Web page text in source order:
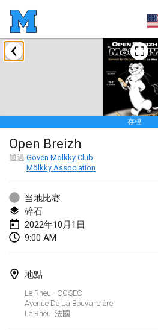
存檔
Open Breizh
通過 Goven Mölkky Club
Mölkky Association
当地比赛
碎石
2022年10月1日
9:00 AM
地點
Le Rheu - COSEC
Avenue De La Bouvardière
Le Rheu 法國
2022年1月
Tournoi Mixte ASPTTOM
KKS Halli Duppeli
2022年1月22日
Mölkky Tournament - Doubles
2022年1月22日|日本
Suomelan Mölkky-open
2022年1月22日
The Mölkky Tournament 2nd
2022年1月23日
2022年2月